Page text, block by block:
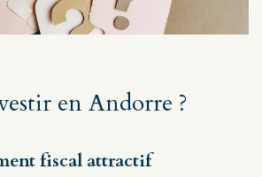
en Andorre ?
fiscal attractif